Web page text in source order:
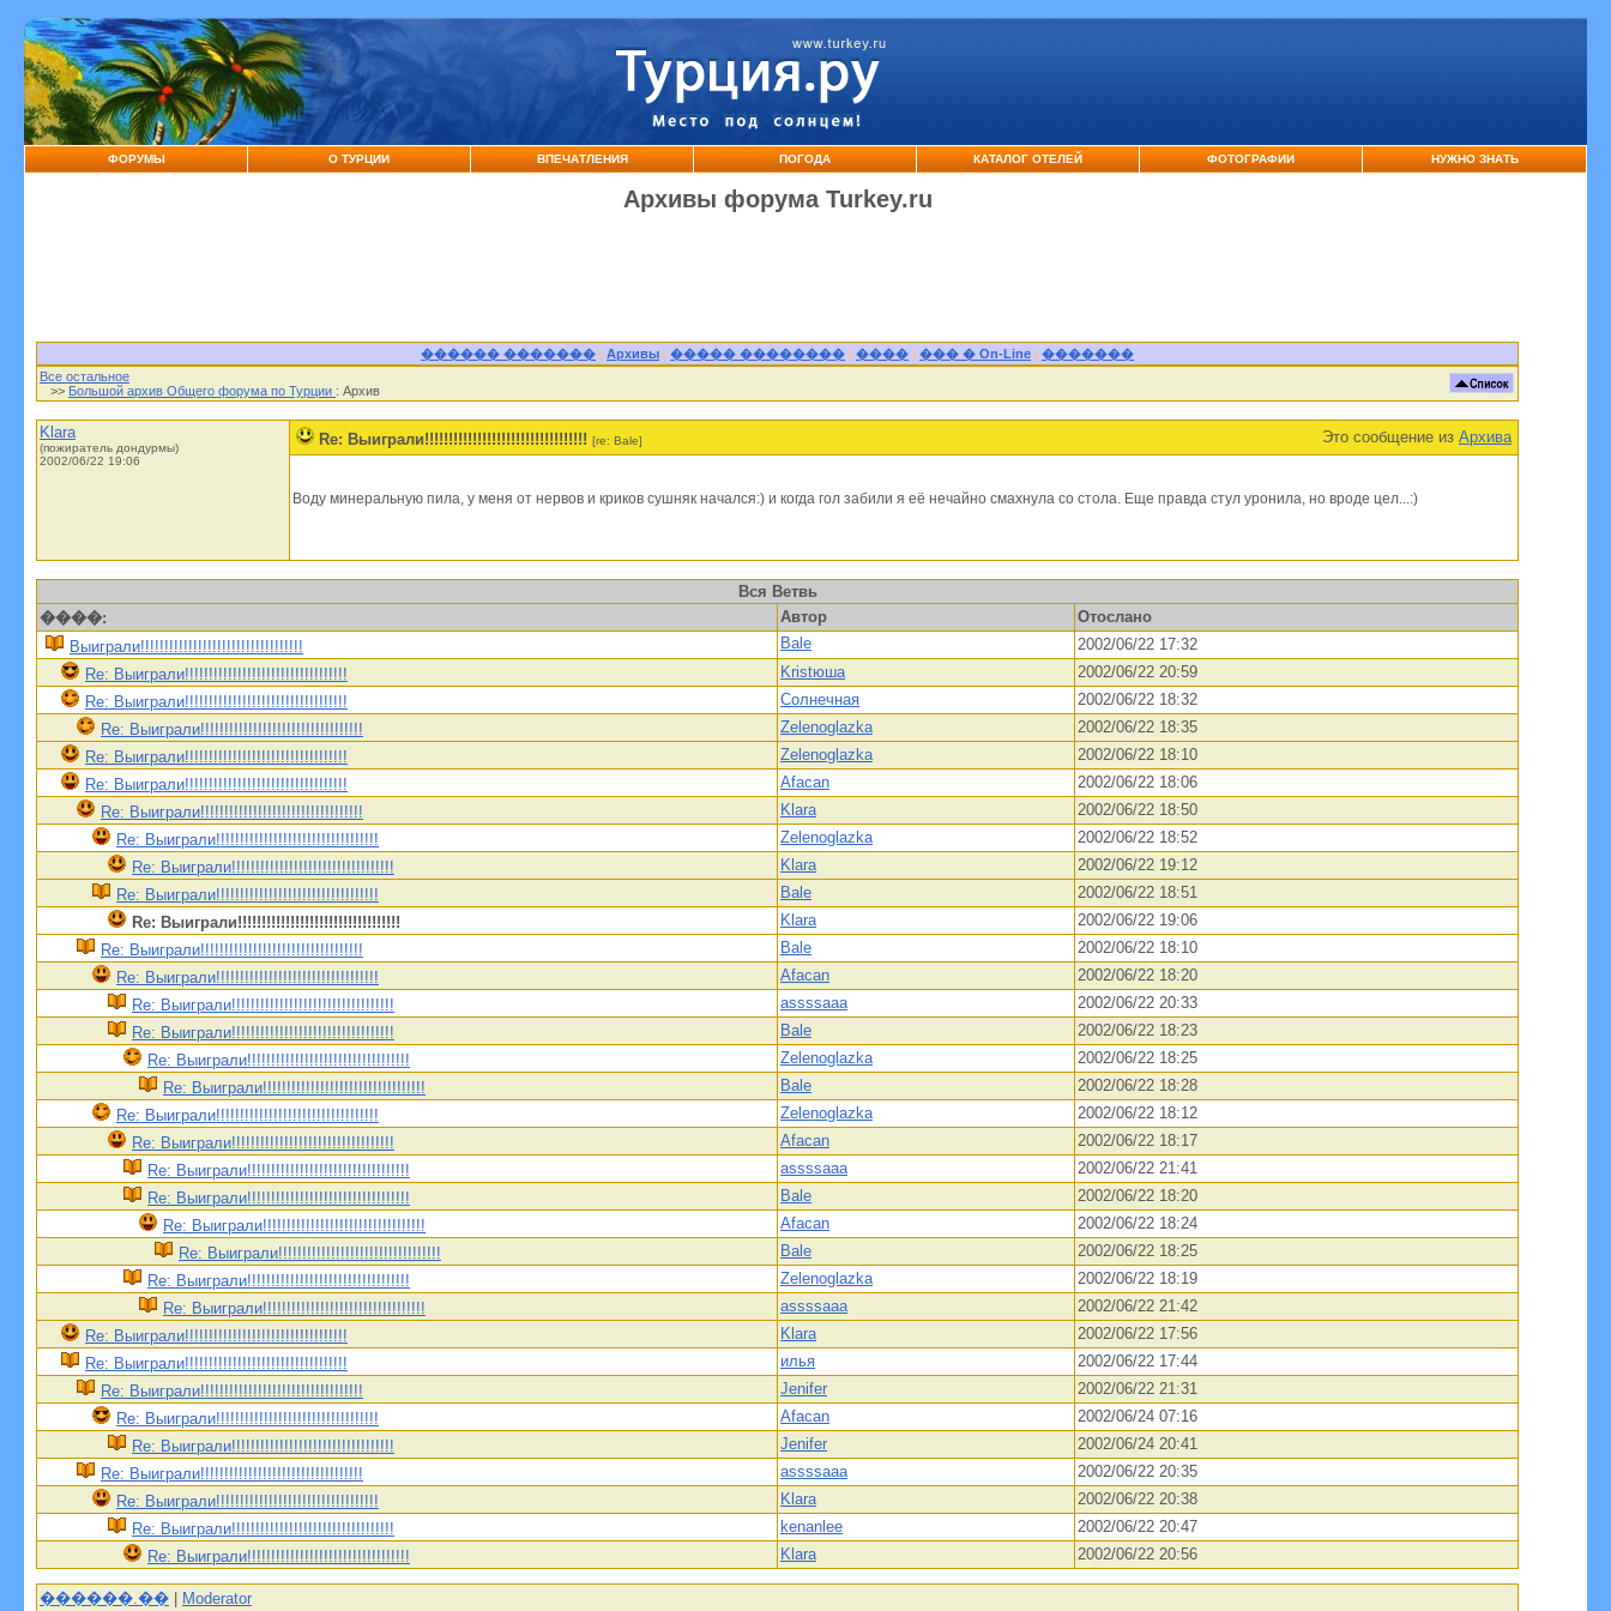
ФОРУМЫ О ТУРЦИИ ВПЕЧАТЛЕНИЯ ПОГОДА КАТАЛОГ ОТЕЛЕЙ ФОТОГРАФИИ НУЖНО ЗНАТЬ
Архивы форума Turkey.ru
������ ������� | Архивы | ����� �������� | ���� | ��� � On-Line | �������
Все остальное
>> Большой архив Общего форума по Турции : Архив
Klara
(пожиратель дондурмы)
2002/06/22 19:06
Re: Выиграли!!!!!!!!!!!!!!!!!!!!!!!!!!!!!!!!!! [re: Bale] Это сообщение из Архива
Воду минеральную пила, у меня от нервов и криков сушняк начался:) и когда гол забили я её нечайно смахнула со стола. Еще правда стул уронила, но вроде цел...:)
Вся Ветвь
����:
Автор
Отослано
Выиграли!!!!!!!!!!!!!!!!!!!!!!!!!!!!!!!!!!
Bale
2002/06/22 17:32
Re: Выиграли!!!!!!!!!!!!!!!!!!!!!!!!!!!!!!!!!!
Kristюша
2002/06/22 20:59
Re: Выиграли!!!!!!!!!!!!!!!!!!!!!!!!!!!!!!!!!!
Солнечная
2002/06/22 18:32
Re: Выиграли!!!!!!!!!!!!!!!!!!!!!!!!!!!!!!!!!!
Zelenoglazka
2002/06/22 18:35
Re: Выиграли!!!!!!!!!!!!!!!!!!!!!!!!!!!!!!!!!!
Zelenoglazka
2002/06/22 18:10
Re: Выиграли!!!!!!!!!!!!!!!!!!!!!!!!!!!!!!!!!!
Afacan
2002/06/22 18:06
Re: Выиграли!!!!!!!!!!!!!!!!!!!!!!!!!!!!!!!!!!
Klara
2002/06/22 18:50
Re: Выиграли!!!!!!!!!!!!!!!!!!!!!!!!!!!!!!!!!!
Zelenoglazka
2002/06/22 18:52
Re: Выиграли!!!!!!!!!!!!!!!!!!!!!!!!!!!!!!!!!!
Klara
2002/06/22 19:12
Re: Выиграли!!!!!!!!!!!!!!!!!!!!!!!!!!!!!!!!!!
Bale
2002/06/22 18:51
Re: Выиграли!!!!!!!!!!!!!!!!!!!!!!!!!!!!!!!!!!
Klara
2002/06/22 19:06
Re: Выиграли!!!!!!!!!!!!!!!!!!!!!!!!!!!!!!!!!!
Bale
2002/06/22 18:10
Re: Выиграли!!!!!!!!!!!!!!!!!!!!!!!!!!!!!!!!!!
Afacan
2002/06/22 18:20
Re: Выиграли!!!!!!!!!!!!!!!!!!!!!!!!!!!!!!!!!!
assssaaa
2002/06/22 20:33
Re: Выиграли!!!!!!!!!!!!!!!!!!!!!!!!!!!!!!!!!!
Bale
2002/06/22 18:23
Re: Выиграли!!!!!!!!!!!!!!!!!!!!!!!!!!!!!!!!!!
Zelenoglazka
2002/06/22 18:25
Re: Выиграли!!!!!!!!!!!!!!!!!!!!!!!!!!!!!!!!!!
Bale
2002/06/22 18:28
Re: Выиграли!!!!!!!!!!!!!!!!!!!!!!!!!!!!!!!!!!
Zelenoglazka
2002/06/22 18:12
Re: Выиграли!!!!!!!!!!!!!!!!!!!!!!!!!!!!!!!!!!
Afacan
2002/06/22 18:17
Re: Выиграли!!!!!!!!!!!!!!!!!!!!!!!!!!!!!!!!!!
assssaaa
2002/06/22 21:41
Re: Выиграли!!!!!!!!!!!!!!!!!!!!!!!!!!!!!!!!!!
Bale
2002/06/22 18:20
Re: Выиграли!!!!!!!!!!!!!!!!!!!!!!!!!!!!!!!!!!
Afacan
2002/06/22 18:24
Re: Выиграли!!!!!!!!!!!!!!!!!!!!!!!!!!!!!!!!!!
Bale
2002/06/22 18:25
Re: Выиграли!!!!!!!!!!!!!!!!!!!!!!!!!!!!!!!!!!
Zelenoglazka
2002/06/22 18:19
Re: Выиграли!!!!!!!!!!!!!!!!!!!!!!!!!!!!!!!!!!
assssaaa
2002/06/22 21:42
Re: Выиграли!!!!!!!!!!!!!!!!!!!!!!!!!!!!!!!!!!
Klara
2002/06/22 17:56
Re: Выиграли!!!!!!!!!!!!!!!!!!!!!!!!!!!!!!!!!!
илья
2002/06/22 17:44
Re: Выиграли!!!!!!!!!!!!!!!!!!!!!!!!!!!!!!!!!!
Jenifer
2002/06/22 21:31
Re: Выиграли!!!!!!!!!!!!!!!!!!!!!!!!!!!!!!!!!!
Afacan
2002/06/24 07:16
Re: Выиграли!!!!!!!!!!!!!!!!!!!!!!!!!!!!!!!!!!
Jenifer
2002/06/24 20:41
Re: Выиграли!!!!!!!!!!!!!!!!!!!!!!!!!!!!!!!!!!
assssaaa
2002/06/22 20:35
Re: Выиграли!!!!!!!!!!!!!!!!!!!!!!!!!!!!!!!!!!
Klara
2002/06/22 20:38
Re: Выиграли!!!!!!!!!!!!!!!!!!!!!!!!!!!!!!!!!!
kenanlee
2002/06/22 20:47
Re: Выиграли!!!!!!!!!!!!!!!!!!!!!!!!!!!!!!!!!!
Klara 2002/06/22 20:56
������.�� | Moderator